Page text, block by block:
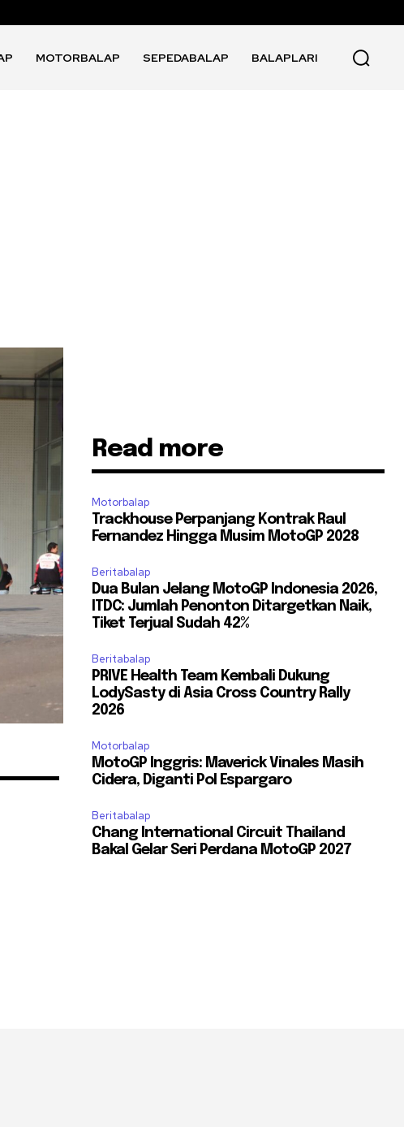
MOTORBALAP SEPEDABALAP BALAPLARI
Read more
Motorbalap
Trackhouse Perpanjang Kontrak Raul
Fernandez Hingga Musim MotoGP 2028
Beritabalap
Dua Bulan Jelang MotoGP Indonesia 2026,
ITDC: Jumlah Penonton Ditargetkan Naik,
Tiket Terjual Sudah 42%
Beritabalap
PRIVE Health Team Kembali Dukung
LodySasty di Asia Cross Country Rally
2026
Motorbalap
MotoGP Inggris: Maverick Vinales Masih
Cidera, Diganti Pol Espargaro
Beritabalap
Chang International Circuit Thailand
Bakal Gelar Seri Perdana MotoGP 2027